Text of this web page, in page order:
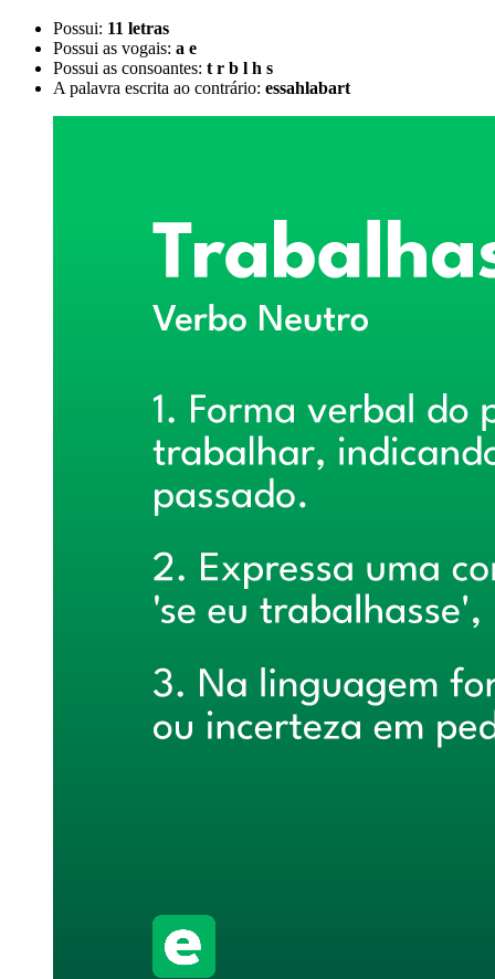
Possui: 11 letras
Possui as vogais: a e
Possui as consoantes: t r b l h s
A palavra escrita ao contrário: essahlabart